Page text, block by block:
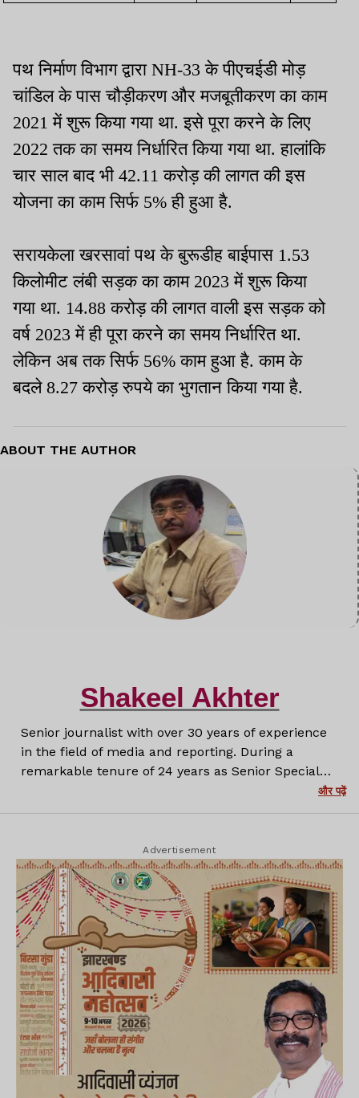
पथ निर्माण विभाग द्वारा NH-33 के पीएचईडी मोड़
चांडिल के पास चौड़ीकरण और मजबूतीकरण का काम
2021 में शुरू किया गया था. इसे पूरा करने के लिए
2022 तक का समय निर्धारित किया गया था. हालांकि
चार साल बाद भी 42.11 करोड़ की लागत की इस
योजना का काम सिर्फ 5% ही हुआ है.
सरायकेला खरसावां पथ के बुरूडीह बाईपास 1.53
किलोमीट लंबी सड़क का काम 2023 में शुरू किया
गया था. 14.88 करोड़ की लागत वाली इस सड़क को
वर्ष 2023 में ही पूरा करने का समय निर्धारित था.
लेकिन अब तक सिर्फ 56% काम हुआ है. काम के
बदले 8.27 करोड़ रुपये का भुगतान किया गया है.
ABOUT THE AUTHOR
Shakeel Akhter
Senior journalist with over 30 years of experience
in the field of media and reporting. During a
remarkable tenure of 24 years as Senior Special
Correspondent at Prabhat Khabar, I have covered a
wide range of stories with depth, honesty and a
Media, I continue to create insightful and
impactful journalism that informs and engages
readers.
और पढ़ें
Advertisement